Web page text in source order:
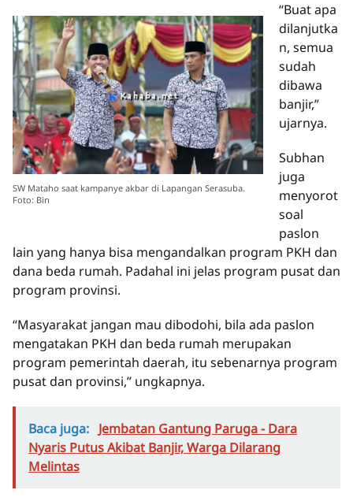
SW Mataho saat kampanye akbar di Lapangan Serasuba.
Foto: Bin
“Buat apa
dilanjutka
n, semua
sudah
dibawa
banjir,”
ujarnya.
Subhan
juga
menyorot
soal
paslon
lain yang hanya bisa mengandalkan program PKH dan
dana beda rumah. Padahal ini jelas program pusat dan
program provinsi.
“Masyarakat jangan mau dibodohi, bila ada paslon
mengatakan PKH dan beda rumah merupakan
program pemerintah daerah, itu sebenarnya program
pusat dan provinsi,” ungkapnya.
Baca juga: Jembatan Gantung Paruga - Dara
Nyaris Putus Akibat Banjir, Warga Dilarang
Melintas